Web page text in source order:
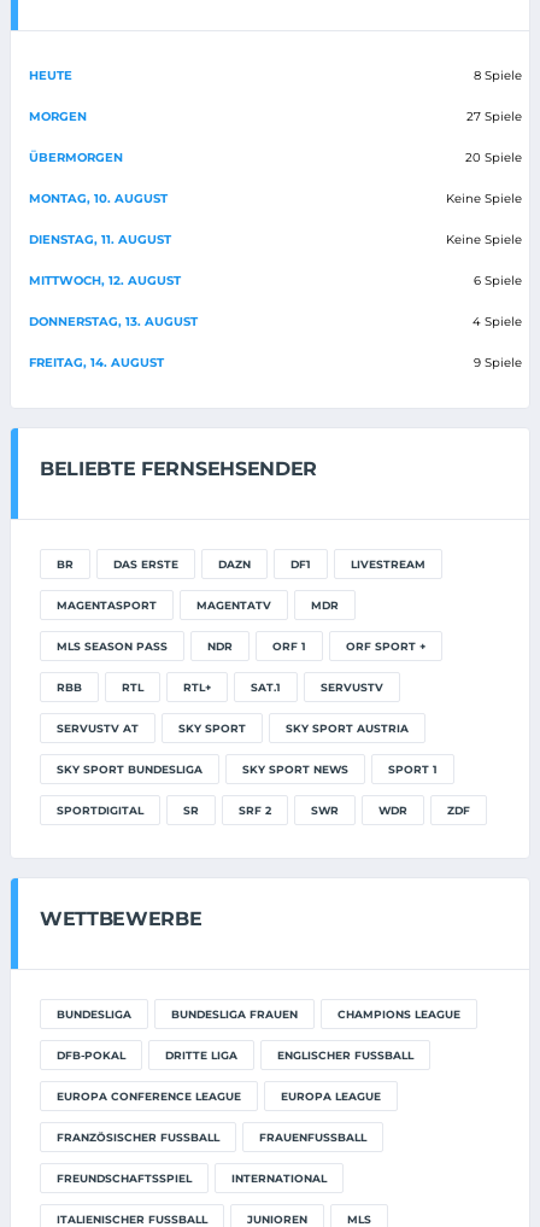
HEUTE 8 Spiele
MORGEN 27 Spiele
ÜBERMORGEN 20 Spiele
MONTAG, 10. AUGUST Keine Spiele
DIENSTAG, 11. AUGUST Keine Spiele
MITTWOCH, 12. AUGUST 6 Spiele
DONNERSTAG, 13. AUGUST 4 Spiele
FREITAG, 14. AUGUST 9 Spiele
BELIEBTE FERNSEHSENDER
BR DAS ERSTE DAZN DF1 LIVESTREAM
MAGENTASPORT MAGENTATV MDR
MLS SEASON PASS NDR ORF 1 ORF SPORT +
RBB RTL RTL+ SAT.1 SERVUSTV
SERVUSTV AT SKY SPORT SKY SPORT AUSTRIA
SKY SPORT BUNDESLIGA SKY SPORT NEWS SPORT 1
SPORTDIGITAL SR SRF 2 SWR WDR ZDF
WETTBEWERBE
BUNDESLIGA BUNDESLIGA FRAUEN CHAMPIONS LEAGUE
DFB-POKAL DRITTE LIGA ENGLISCHER FUSSBALL
EUROPA CONFERENCE LEAGUE EUROPA LEAGUE
FRANZÖSISCHER FUSSBALL FRAUENFUSSBALL
FREUNDSCHAFTSSPIEL INTERNATIONAL
ITALIENISCHER FUSSBALL JUNIOREN MLS